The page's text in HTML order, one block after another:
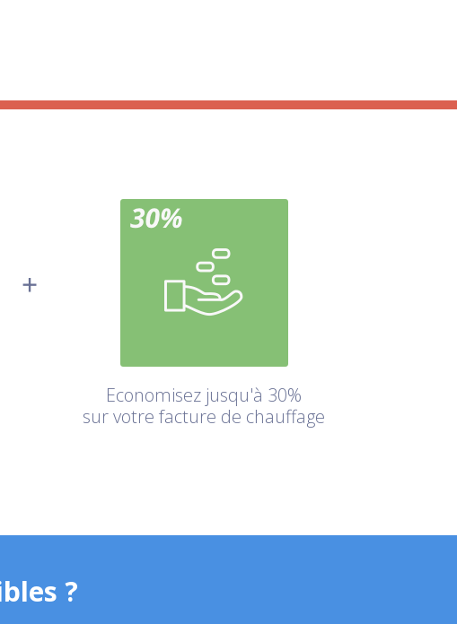
Economisez jusqu'à 30%
sur votre facture de chauffage
?